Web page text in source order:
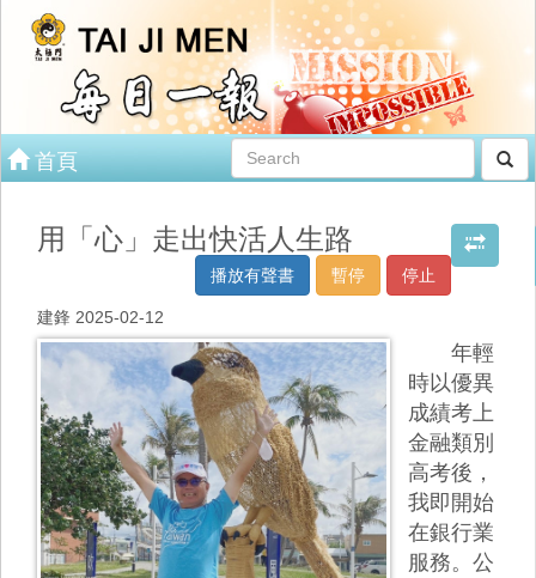
首頁
用「心」走出快活人生路
停止
暫停
播放有聲書
建鋒 2025-02-12
年輕
時以優異
成績考上
金融類別
高考後，
我即開始
在銀行業
服務。公